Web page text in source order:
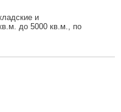
и
до 5000 кв.м., по